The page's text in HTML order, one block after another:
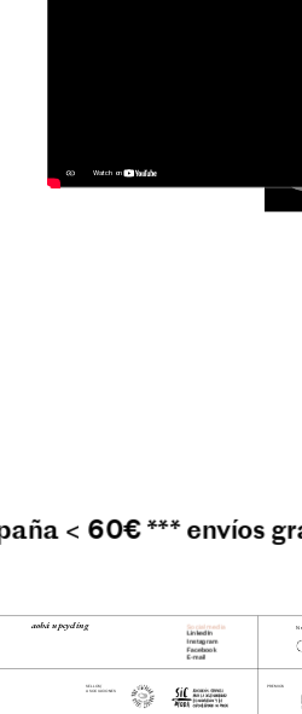
< 60€ *** envíos
aobá upcycling Social media
LinkedIn
Instagram
Facebook
E-mail
PREMIOS
SELLOS/
ASOCIACIONES